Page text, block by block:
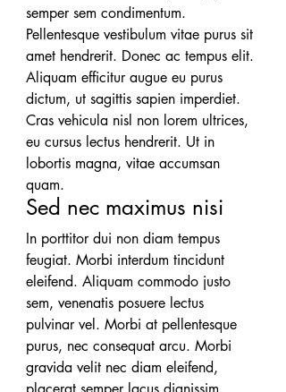
semper sem condimentum.
Pellentesque vestibulum vitae purus sit
amet hendrerit. Donec ac tempus elit.
Aliquam efficitur augue eu purus
dictum, ut sagittis sapien imperdiet.
Cras vehicula nisl non lorem ultrices,
eu cursus lectus hendrerit. Ut in
lobortis magna, vitae accumsan
quam.
Sed nec maximus nisi
In porttitor dui non diam tempus
feugiat. Morbi interdum tincidunt
eleifend. Aliquam commodo justo
sem, venenatis posuere lectus
pulvinar vel. Morbi at pellentesque
purus, nec consequat arcu. Morbi
gravida velit nec diam eleifend,